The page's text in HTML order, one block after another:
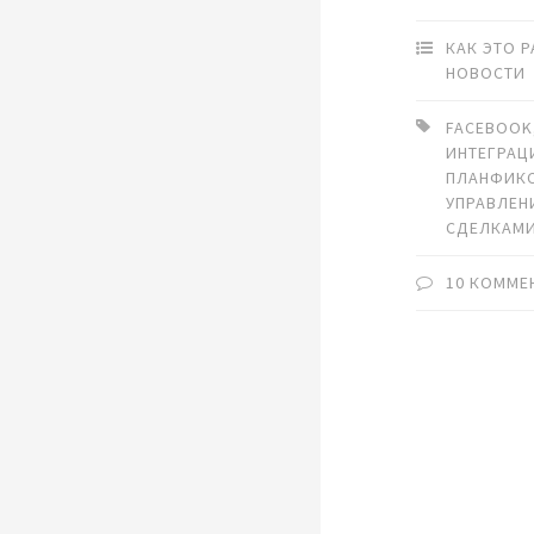
КАК ЭТО
НОВОСТИ
FACEBOOK
СДЕЛКАМИ
10